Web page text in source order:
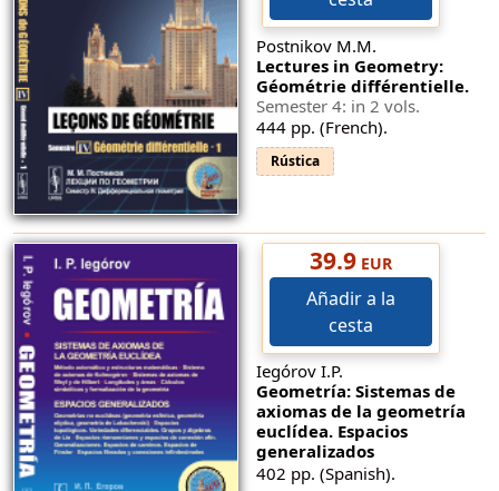
Postnikov M.M.
Lectures in Geometry:
Géométrie différentielle.
Semester 4: in 2 vols.
444 pp. (French).
Rústica
39.9EUR
Añadir a la
cesta
Iegórov I.P.
Geometría: Sistemas de
axiomas de la geometría
euclídea. Espacios
generalizados
402 pp. (Spanish).